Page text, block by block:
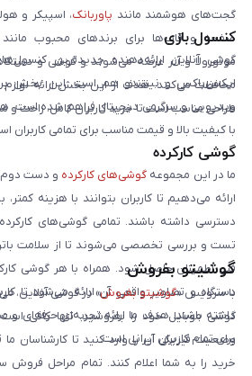
گجت‌های هوشمند مانند پاوربانک، اسپیکر و
صفحه و قاب‌ها برای برندهای محبوب مانند
موتورولا و آنر عرضه می‌شوند و گوشی و
محافظت می‌کنند. هدف از این بخش ارائه لوازم
طراحی مناسب است تا خرید کاربران کامل، راحت و
کنسول بازی
گوشی آنلاین ارائه‌دهنده جدیدترین
ایکس‌باکس و نینتندو هم است. این بخش
ویدیویی و سرگرمی دیجیتال فراهم شده است.
با کیفیت بالا و قیمت مناسب برای تمامی کاربران
گوشی کارکرده
ما در این مجموعه گوشی‌های کارکرده و دست دوم
ارائه می‌دهیم تا کاربران بتوانند با هزینه
دسترسی داشته باشند. تمامی گوشی‌های
تست و بررسی تخصصی می‌شوند تا از سلامت
فنی اطمینان حاصل شود. همراه با هر گوشی
دستگاه و تصاویر واقعی آن ارائه می‌شود تا
داشته باشند. هدف ما ارائه تجربه‌ای حرفه‌ای و
برای تمام کاربران ایرانی است.
گوشیتو بفروش
با سرویس «گوشیتو بفروش» در گوشی آنلاین،
گوشی موبایل خود را بفروشید. تنها کافی
وضعیت فیزیکی آن را وارد کنید تا کارشناسان
خرید را به شما اعلام کنند. تمام مراحل